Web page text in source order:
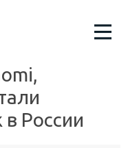
России